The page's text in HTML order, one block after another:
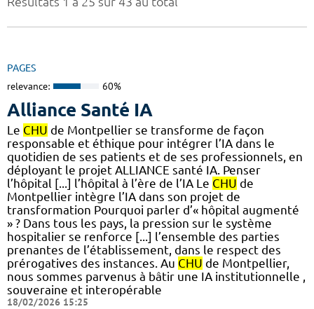
PAGES
relevance: 60%
Alliance Santé IA
Le CHU de Montpellier se transforme de façon
responsable et éthique pour intégrer l’IA dans le
quotidien de ses patients et de ses professionnels, en
déployant le projet ALLIANCE santé IA. Penser
l’hôpital [...] l’hôpital à l’ère de l’IA Le CHU de
Montpellier intègre l’IA dans son projet de
transformation Pourquoi parler d’« hôpital augmenté
» ? Dans tous les pays, la pression sur le système
hospitalier se renforce [...] l’ensemble des parties
prenantes de l’établissement, dans le respect des
prérogatives des instances. Au CHU de Montpellier,
nous sommes parvenus à bâtir une IA institutionnelle ,
souveraine et interopérable
18/02/2026 15:25